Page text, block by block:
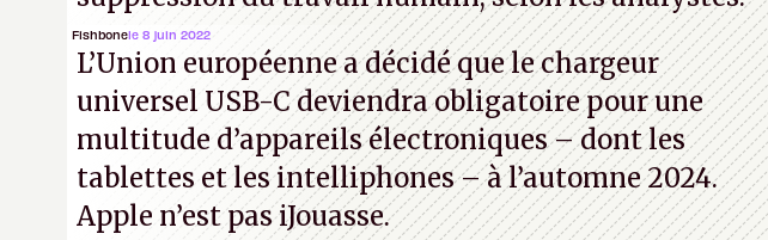
Fishbonele 8 juin 2022
L’Union européenne a décidé que le chargeur
universel USB-C deviendra obligatoire pour une
multitude d’appareils électroniques – dont les
tablettes et les intelliphones – à l’automne 2024.
Apple n’est pas iJouasse.